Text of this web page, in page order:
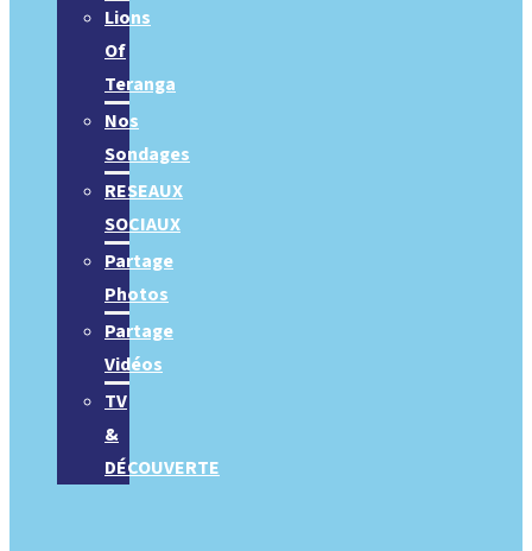
Lions
Of
Teranga
Nos
Sondages
RESEAUX
SOCIAUX
Partage
Photos
Partage
Vidéos
TV
&
DÉCOUVERTE